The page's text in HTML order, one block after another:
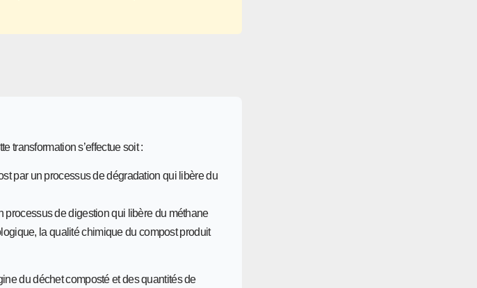
transformation s’effectue soit :
par un processus de dégradation qui libère du
processus de digestion qui libère du méthane
la qualité chimique du compost produit
du déchet composté et des quantités de